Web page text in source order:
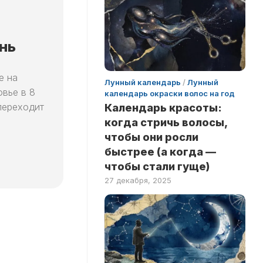
на
в 8
Лунный календарь /Лунный
календарь окраски волос на год
Календарь красоты:
когда стричь волосы,
чтобы они росли
быстрее (а когда —
чтобы стали гуще)
27 декабря, 2025